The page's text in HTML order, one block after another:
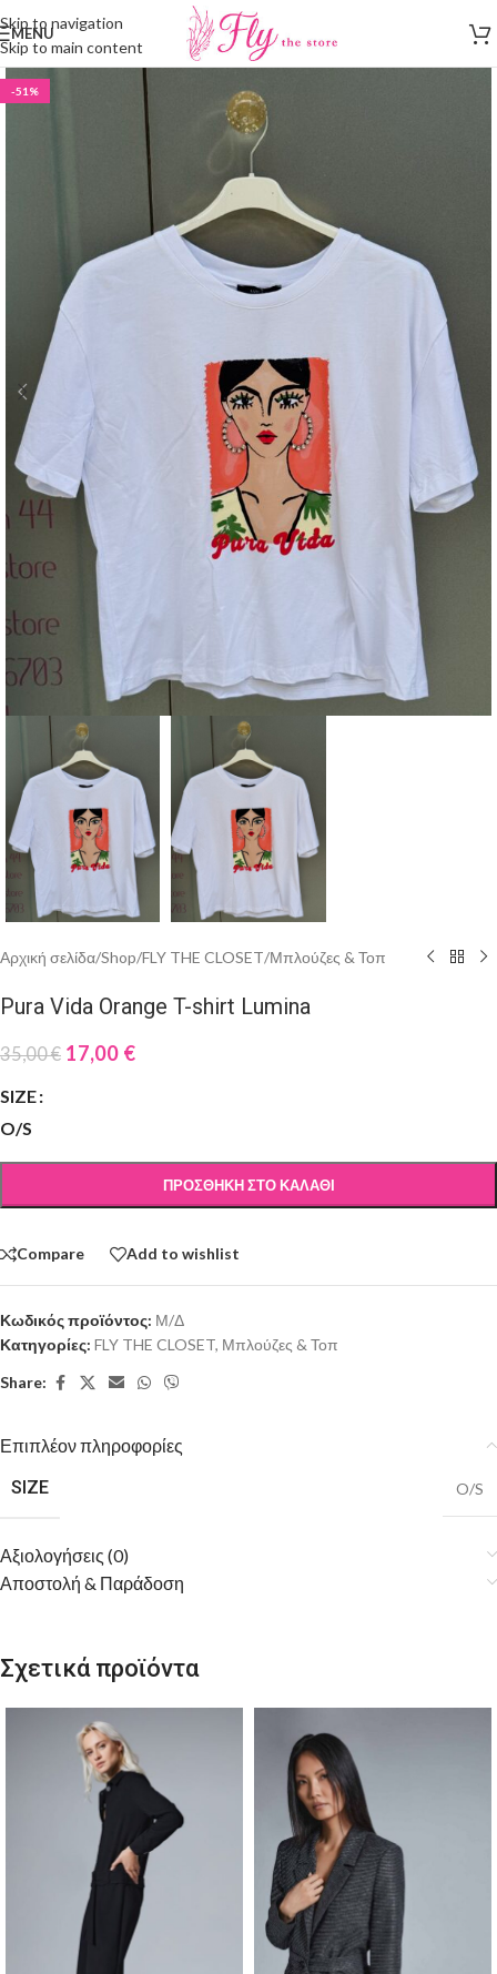
Skip to navigation
Skip to main content
MENU
-51%
Αρχική σελίδα/Shop/FLY THE CLOSET/Μπλούζες & Τοπ
Pura Vida Orange T-shirt Lumina
35,00€ 17,00 €
SIZE
O/S
ΠΡΟΣΘΉΚΗ ΣΤΟ ΚΑΛΆΘΙ
Compare Add to wishlist
Κωδικός προϊόντος: Μ/Δ
Κατηγορίες: FLY THE CLOSET, Μπλούζες & Τοπ
Share:
Επιπλέον πληροφορίες
SIZE
O/S
Αξιολογήσεις (0)
Αποστολή & Παράδοση
Σχετικά προϊόντα